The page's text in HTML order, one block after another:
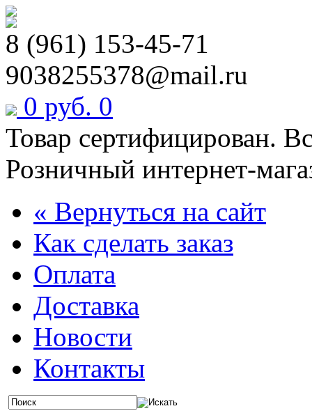
8 (961) 153-45-71
9038255378@mail.ru
0 руб. 0
Товар сертифицирован.
Розничный интернет-
« Вернуться на сайт
Как сделать заказ
Оплата
Доставка
Новости
Контакты